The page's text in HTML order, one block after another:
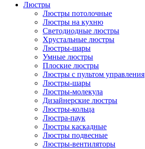
Люстры
Люстры потолочные
Люстры на кухню
Светодиодные люстры
Хрустальные люстры
Люстры-шары
Умные люстры
Плоские люстры
Люстры с пультом управления
Люстры-шары
Люстры-молекула
Дизайнерские люстры
Люстры-кольца
Люстра-паук
Люстры каскадные
Люстры подвесные
Люстры-вентиляторы